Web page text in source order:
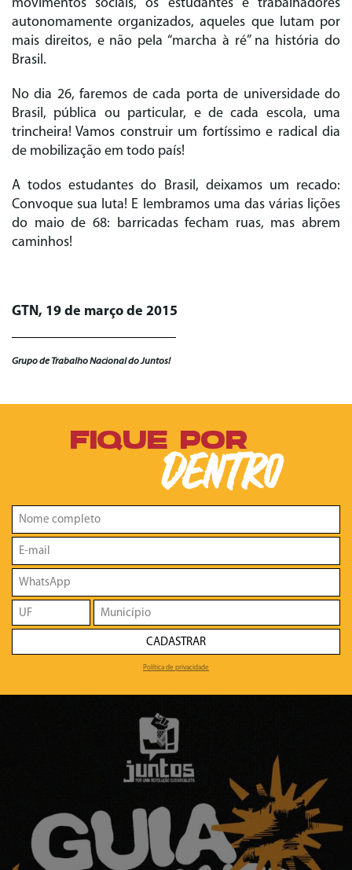
movimentos sociais, os estudantes e trabalhadores
autonomamente organizados, aqueles que lutam por
mais direitos, e não pela “marcha à ré” na história do
Brasil.
No dia 26, faremos de cada porta de universidade do
Brasil, pública ou particular, e de cada escola, uma
trincheira! Vamos construir um fortíssimo e radical dia
de mobilização em todo país!
A todos estudantes do Brasil, deixamos um recado:
Convoque sua luta! E lembramos uma das várias lições
do maio de 68: barricadas fecham ruas, mas abrem
caminhos!
GTN, 19 de março de 2015
Grupo de Trabalho Nacional do Juntos!
FIQUE POR
DENTRO
CADASTRAR
Política de privacidade